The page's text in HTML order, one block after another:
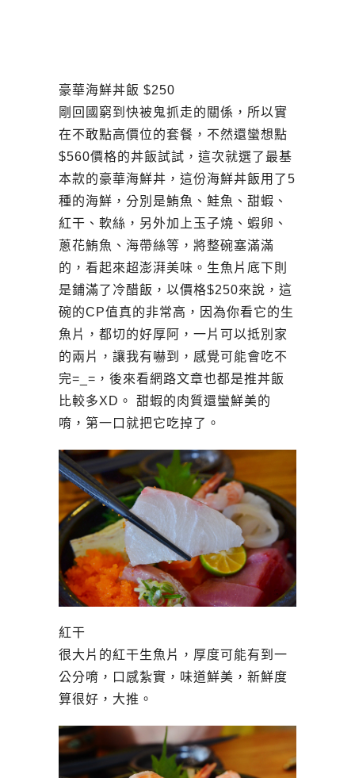
豪華海鮮丼飯 $250
剛回國窮到快被鬼抓走的關係，所以實
在不敢點高價位的套餐，不然還蠻想點
$560價格的丼飯試試，這次就選了最基
本款的豪華海鮮丼，這份海鮮丼飯用了5
種的海鮮，分別是鮪魚、鮭魚、甜蝦、
紅干、軟絲，另外加上玉子燒、蝦卵、
蔥花鮪魚、海帶絲等，將整碗塞滿滿
的，看起來超澎湃美味。生魚片底下則
是鋪滿了冷醋飯，以價格$250來說，這
碗的CP值真的非常高，因為你看它的生
魚片，都切的好厚阿，一片可以抵別家
的兩片，讓我有嚇到，感覺可能會吃不
完=_=，後來看網路文章也都是推丼飯
比較多XD。 甜蝦的肉質還蠻鮮美的
唷，第一口就把它吃掉了。
紅干
很大片的紅干生魚片，厚度可能有到一
公分唷，口感紮實，味道鮮美，新鮮度
算很好，大推。